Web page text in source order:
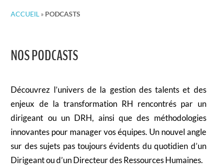
ACCUEIL » PODCASTS
NOS PODCASTS
Découvrez l’univers de la gestion des talents et des
enjeux de la transformation RH rencontrés par un
dirigeant ou un DRH, ainsi que des méthodologies
innovantes pour manager vos équipes. Un nouvel angle
sur des sujets pas toujours évidents du quotidien d’un
Dirigeant ou d’un Directeur des Ressources Humaines.